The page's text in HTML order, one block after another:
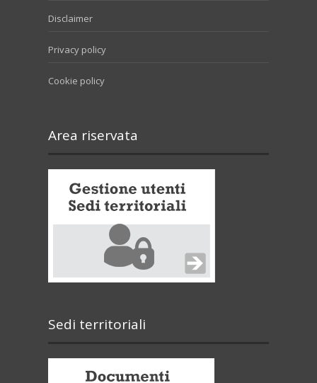
Disclaimer
Privacy policy
Cookie policy
Area riservata
Sedi territoriali